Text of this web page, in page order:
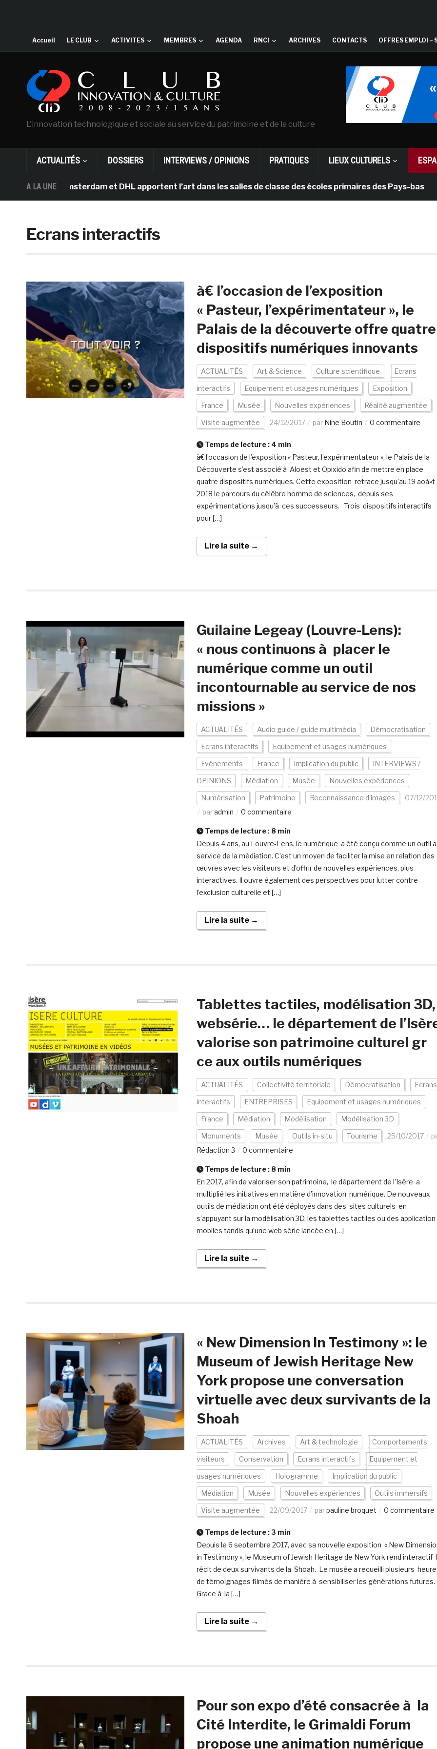
Accueil LE CLUB ACTIVITES MEMBRES AGENDA RNCI ARCHIVES CONTACTS OFFRES EMPLOI –
L'innovation technologique et sociale au service du patrimoine et de la culture
ACTUALITÉS DOSSIERS INTERVIEWS / OPINIONS PRATIQUES LIEUX CULTURELS
A LA UNE
Gogh d’Amsterdam et DHL apportent l’art dans les salles de classe des écoles primaires des Pays-bas il y
Ecrans interactifs
à€ l’occasion de l’exposition
« Pasteur, l’expérimentateur », le
Palais de la découverte offre quatre
dispositifs numériques innovants
ACTUALITÉS Art & Science Culture scientifique Ecrans
interactifs Equipement et usages numériques Exposition
France Musée Nouvelles expériences Réalité augmentée
Visite augmentée 24/12/2017 par Nine Boutin 0 commentaire
Temps de lecture : 4 min
à€ l’occasion de l’exposition « Pasteur, l’expérimentateur », le Palais de la
Découverte s’est associé à Aloest et Opixido afin de mettre en place
quatre dispositifs numériques. Cette exposition retrace jusqu’au 19 aoà»t
2018 le parcours du célèbre homme de sciences, depuis ses
expérimentations jusqu’à ces successeurs. Trois dispositifs interactifs
pour […]
Lire la suite →
Guilaine Legeay (Louvre-Lens):
« nous continuons à placer le
numérique comme un outil
incontournable au service de nos
missions »
ACTUALITÉS Audio guide / guide multimédia Démocratisation
Ecrans interactifs Equipement et usages numériques
Evénements France Implication du public INTERVIEWS /
OPINIONS Médiation Musée Nouvelles expériences
Numérisation Patrimoine Reconnaissance d'images
07/12/
paradmin 0 commentaire
Temps de lecture : 8 min
Depuis 4 ans, au Louvre-Lens, le numérique a été conçu comme un outil
service de la médiation. C’est un moyen de faciliter la mise en relation des
œuvres avec les visiteurs et d’offrir de nouvelles expériences, plus
interactives. Il ouvre également des perspectives pour lutter contre
l’exclusion culturelle et […]
Lire la suite →
Tablettes tactiles, modélisation 3D,
websérie… le département de
valorise son patrimoine culturel gr
ce aux outils numériques
ACTUALITÉS Collectivité territoriale Démocratisation Ecrans
interactifs ENTREPRISES Equipement et usages numériques
France Médiation Modélisation Modélisation 3D
Monuments Musée Outils in-situ Tourisme 25/10/2017
Rédaction 3
0 commentaire
Temps de lecture : 8 min
En 2017, afin de valoriser son patrimoine, le département de l’Isère a
multiplié les initiatives en matière d’innovation numérique. De nouveaux
outils de médiation ont été déployés dans des sites culturels en
s’appuyant sur la modélisation 3D, les tablettes tactiles ou des application
mobiles tandis qu’une web série lancée en […]
Lire la suite →
« New Dimension In Testimony »: le
Museum of Jewish Heritage New
York propose une conversation
virtuelle avec deux survivants de la
Shoah
ACTUALITÉS Archives Art & technologie Comportements
visiteurs Conservation Ecrans interactifs Equipement et
usages numériques Hologramme Implication du public
Médiation Musée Nouvelles expériences Outils immersifs
Visite augmentée 22/09/2017 parpauline broquet 0 commentaire
Temps de lecture : 3 min
Depuis le 6 septembre 2017, avec sa nouvelle exposition « New
in Testimony », le Museum of Jewish Heritage de New York rend interactif
récit de deux survivants de la Shoah. Le musée a recueilli plusieurs
de témoignages filmés de manière à sensibiliser les générations futures.
Grace à la […]
Lire la suite →
Pour son expo d’été consacrée à la
Cité Interdite, le Grimaldi Forum
propose une animation numérique